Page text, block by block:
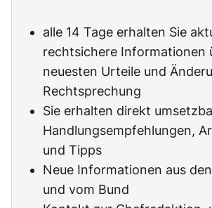
alle 14 Tage erhalten Sie
rechtsichere Informationen
neuesten Urteile und
Rechtsprechung
Sie erhalten direkt
Handlungsempfehlungen,
und Tipps
Neue Informationen aus
und vom Bund